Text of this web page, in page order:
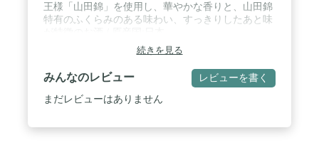
王様「山田錦」を使用し、華やかな香りと、山田錦
特有のふくらみのある味わい、すっきりしたあと味
続きを見る
みんなのレビュー レビューを書く
まだレビューはありません